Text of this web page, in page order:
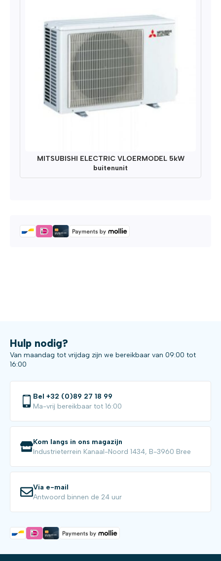
MITSUBISHI ELECTRIC VLOERMODEL 5kW
buitenunit
Hulp nodig?
Van maandag tot vrijdag zijn we bereikbaar van 09:00 tot
16:00
Bel +32 (0)89 27 18 99
Ma-vrij bereikbaar tot 16:00
Kom langs in ons magazijn
Industrieterrein Kanaal-Noord 1434, B-3960 Bree
Via e-mail
Antwoord binnen de 24 uur